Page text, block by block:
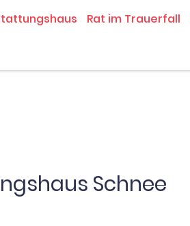
Rat im Trauerfall
Schnee